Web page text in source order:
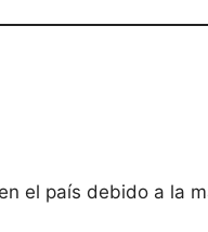
el país debido a la